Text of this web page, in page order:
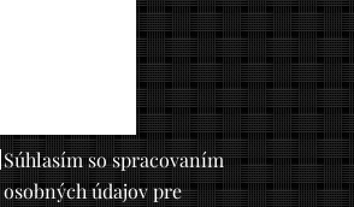
Súhlasím so spracovaním
osobných údajov pre